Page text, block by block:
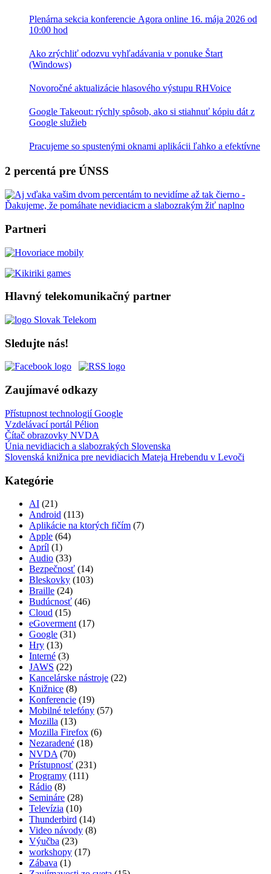
Plenárna sekcia konferencie Agora online 16. mája 2026 od
10:00 hod
Ako zrýchliť odozvu vyhľadávania v ponuke Štart
(Windows)
Novoročné aktualizácie hlasového výstupu RHVoice
Google Takeout: rýchly spôsob, ako si stiahnuť kópiu dát z
Google služieb
Pracujeme so spustenými oknami aplikácii ľahko a efektívne
2 percentá pre ÚNSS
Partneri
Hlavný telekomunikačný partner
Sledujte nás!
Zaujímavé odkazy
Přístupnost technologií Google
Vzdelávací portál Pélion
Čítač obrazovky NVDA
Únia nevidiacich a slabozrakých Slovenska
Slovenská knižnica pre nevidiacich Mateja Hrebendu v Levoči
Kategórie
AI (21)
Android (113)
Aplikácie na ktorých fičím (7)
Apple (64)
Apríl (1)
Audio (33)
Bezpečnosť (14)
Bleskovky (103)
Braille (24)
Budúcnosť (46)
Cloud (15)
eGoverment (17)
Google (31)
Hry (13)
Interné (3)
JAWS (22)
Kancelárske nástroje (22)
Knižnice (8)
Konferencie (19)
Mobilné telefóny (57)
Mozilla (13)
Mozilla Firefox (6)
Nezaradené (18)
NVDA (70)
Prístupnosť (231)
Programy (111)
Rádio (8)
Semináre (28)
Televízia (10)
Thunderbird (14)
Video návody (8)
Výučba (23)
workshopy (17)
Zábava (1)